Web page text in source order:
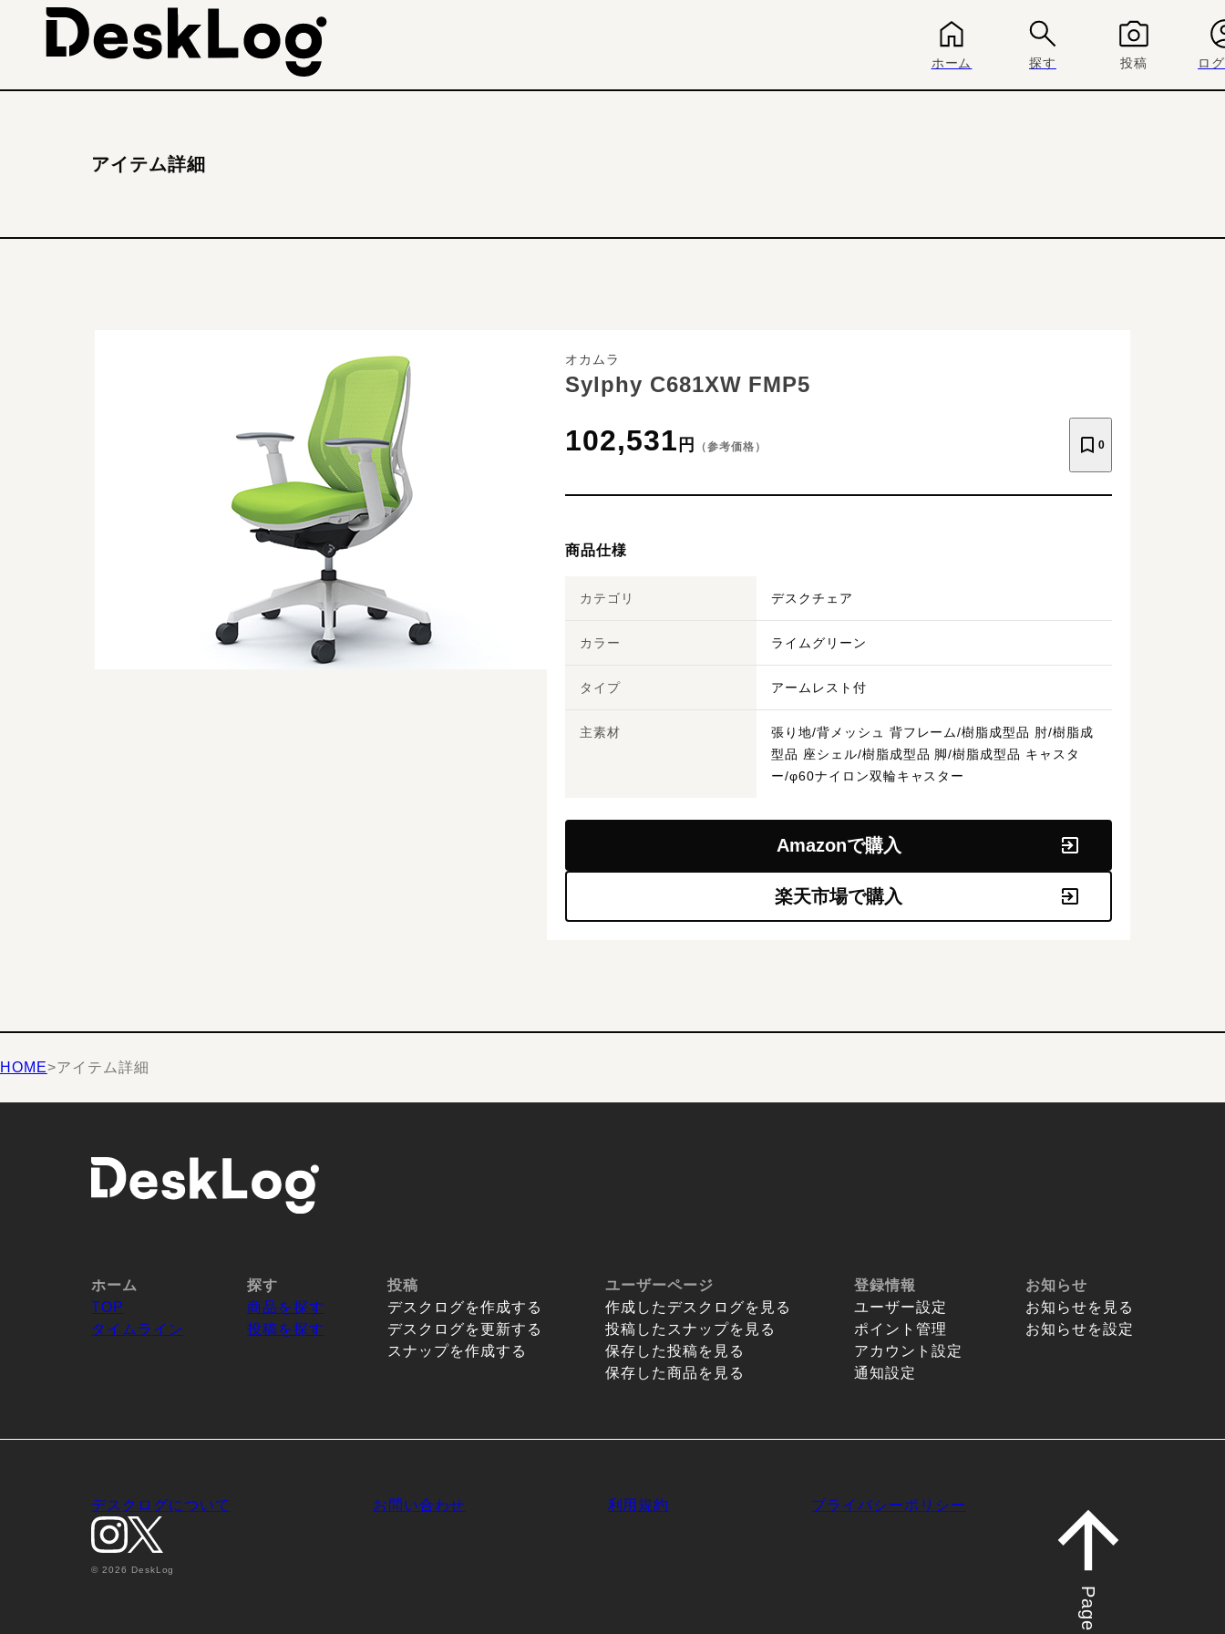
ホーム 探す 投稿 ロ
アイテム詳細
オカムラ
Sylphy C681XW FMP5
102,531 円 （参考価格） 0
商品仕様
カテゴリ デスクチェア
カラー ライムグリーン
タイプ アームレスト付
主素材
張り地/背メッシュ 背フレーム/樹脂成型品 肘/樹脂成
型品 座シェル/樹脂成型品 脚/樹脂成型品 キャスタ
ー/φ60ナイロン双輪キャスター
Amazonで購入
楽天市場で購入
HOME>アイテム詳細
ホーム
TOP
タイムライン
探す
商品を探す
投稿を探す
投稿
デスクログを作成する
デスクログを更新する
スナップを作成する
ユーザーページ
作成したデスクログを見る
投稿したスナップを見る
保存した投稿を見る
保存した商品を見る
登録情報
ユーザー設定
ポイント管理
アカウント設定
通知設定
お知らせ
お知らせを見る
お知らせを設定
デスクログについて お問い合わせ 利用規約 プライバシーポリシー
© 2026 DeskLog